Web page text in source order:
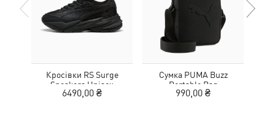
Кросівки RS Surge
Sneakers Unisex
6490,00 ₴
Сумка PUMA Buzz
Portable Bag
990,00 ₴